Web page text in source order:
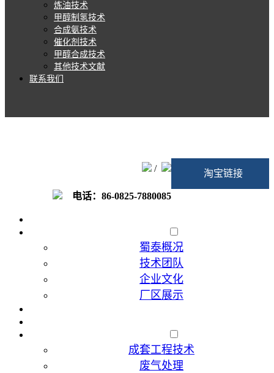
炼油技术
甲醇制氢技术
合成氨技术
催化剂技术
甲醇合成技术
其他技术文献
联系我们
淘宝链接
/
电话：86-0825-7880085
蜀泰概况
技术团队
企业文化
厂区展示
成套工程技术
废气处理